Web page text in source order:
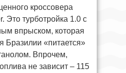
кроссовера
Это турботройка 1.0 с
впрыском, которая
Бразилии «питается»
Впрочем,
не зависит – 115